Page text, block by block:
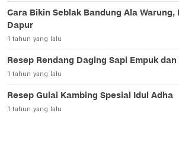
Cara Bikin Seblak Bandung Ala Warung,
Dapur
1 tahun yang lalu
Resep Rendang Daging Sapi Empuk
1 tahun yang lalu
Resep Gulai Kambing Spesial Idul Adha
1 tahun yang lalu